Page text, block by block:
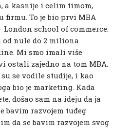
a kasnije i celim timom,
firmu. To je bio prvi MBA
school of commerce.
nule do 2 miliona
Mi smo imali više
ostali zajedno na tom MBA.
se vodile studije, i kao
bio je marketing. Kada
došao sam na ideju da ja
bavim razvojem tuđeg
da se bavim razvojem svog